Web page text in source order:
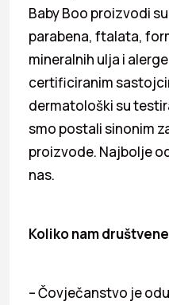
Baby Boo proizvodi
parabena, ftalata,
mineralnih ulja i
certificiranim
dermatološki su
smo postali sinonim
proizvode. Najbolje
nas.
Koliko nam
– Čovječanstvo je